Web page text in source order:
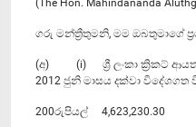
(The Hon. Mahindananda
ගරු මන්ත්‍රීතුමනි, මම ඔබතුමාගේ
(අ) (i) ශ්‍රී ලංකා ක්‍රිකට්
2012 ජුනි මාසය දක්වා
200රුපියල් 4,623,230.30